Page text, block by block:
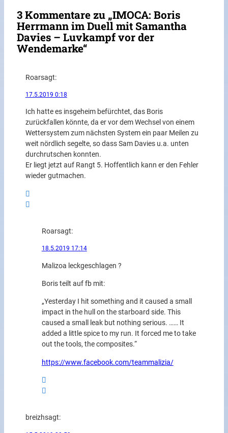
3 Kommentare zu „IMOCA: Boris
Herrmann im Duell mit Samantha
Davies – Luvkampf vor der
Wendemarke“
Roarsagt:
17.5.2019 0:18
Ich hatte es insgeheim befürchtet, das Boris
zurückfallen könnte, da er vor dem Wechsel von einem
Wettersystem zum nächsten System ein paar Meilen zu
weit nördlich segelte, so dass Sam Davies u.a. unten
durchrutschen konnten.
Er liegt jetzt auf Rangt 5. Hoffentlich kann er den Fehler
wieder gutmachen.
Roarsagt:
18.5.2019 17:14
Malizoa leckgeschlagen ?
Boris teilt auf fb mit:
„Yesterday I hit something and it caused a small
impact in the hull on the starboard side. This
caused a small leak but nothing serious. …… It
added a little spice to my run. It forced me to take
out the tools, the composites.“
https://www.facebook.com/teammalizia/
breizhsagt: